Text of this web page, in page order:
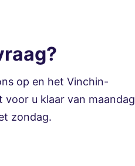
op en het Vinchin-
u klaar van maandag
zondag.